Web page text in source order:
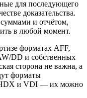
для последующего
доказательства.
и отчётом,
в любой момент.
форматах AFF,
DD и собственных
сторона не важна, а
форматы
и VDI — их можно